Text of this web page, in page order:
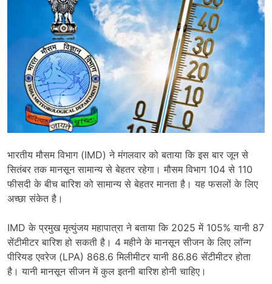
भारतीय मौसम विभाग (IMD) ने मंगलवार को बताया कि इस बार जून से
सितंबर तक मानसून सामान्य से बेहतर रहेगा। मौसम विभाग 104 से 110
फीसदी के बीच बारिश को सामान्य से बेहतर मानता है। यह फसलों के लिए
अच्छा संकेत है।
IMD के प्रमुख मृत्युंजय महापात्रा ने बताया कि 2025 में 105% यानी 87
सेंटीमीटर बारिश हो सकती है। 4 महीने के मानसून सीजन के लिए लॉन्ग
पीरियड एवरेज (LPA) 868.6 मिलीमीटर यानी 86.86 सेंटीमीटर होता
है। यानी मानसून सीजन में कुल इतनी बारिश होनी चाहिए।